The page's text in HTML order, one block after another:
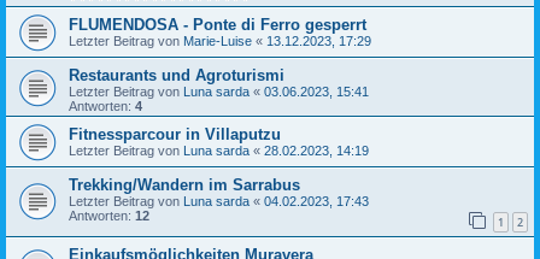
FLUMENDOSA - Ponte di Ferro gesperrt
Letzter Beitrag von Marie-Luise « 13.12.2023, 17:29
Restaurants und Agroturismi
Letzter Beitrag von Luna sarda « 03.06.2023, 15:41
Antworten: 4
Fitnessparcour in Villaputzu
Letzter Beitrag von Luna sarda « 28.02.2023, 14:19
Trekking/Wandern im Sarrabus
Letzter Beitrag von Luna sarda « 04.02.2023, 17:43
Antworten: 12 1 2
Einkaufsmöglichkeiten Muravera